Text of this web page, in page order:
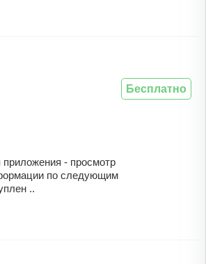
- просмотр
по следующим
..
Бесплатно